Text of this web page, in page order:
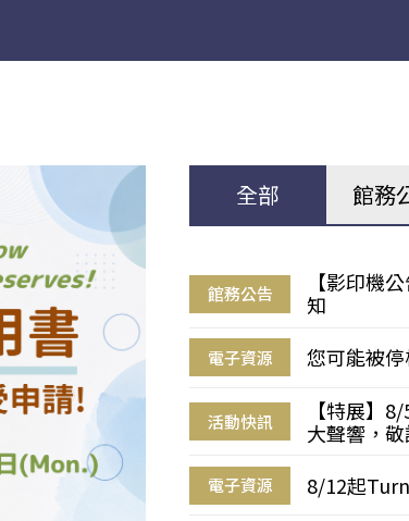
全部 館務
館務公告
【影印機
知
電子資源 您可能被
活動快訊
【特展】
大聲響，
電子資源 8/12起